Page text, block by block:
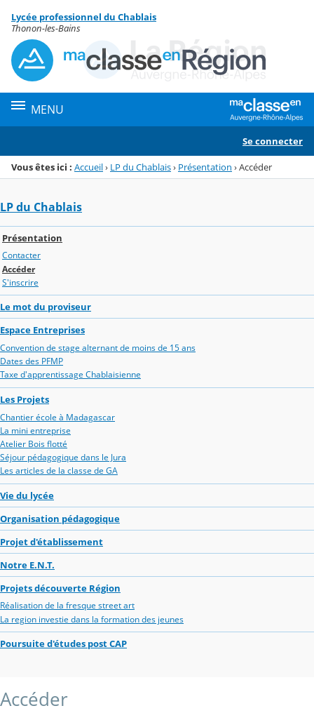
Menu de la rubrique
Contenu
Lycée professionnel du Chablais
Thonon-les-Bains
MENU
Se connecter
Vous êtes ici : Accueil› LP du Chablais› Présentation ›Accéder
LP du Chablais
Présentation
Contacter
Accéder
S'inscrire
Le mot du proviseur
Espace Entreprises
Convention de stage alternant de moins de 15 ans
Dates des PFMP
Taxe d'apprentissage Chablaisienne
Les Projets
Chantier école à Madagascar
La mini entreprise
Atelier Bois flotté
Séjour pédagogique dans le Jura
Les articles de la classe de GA
Vie du lycée
Organisation pédagogique
Projet d'établissement
Notre E.N.T.
Projets découverte Région
Réalisation de la fresque street art
La region investie dans la formation des jeunes
Poursuite d'études post CAP
Accéder